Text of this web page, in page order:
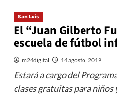
San Luis
El “Juan Gilberto
escuela de fútbol
m24digital 14 agosto, 2019
Estará a cargo del
clases gratuitas para niños